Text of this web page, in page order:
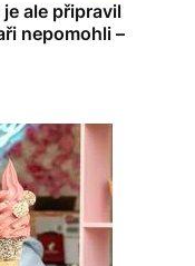
ale připravil
nepomohli –